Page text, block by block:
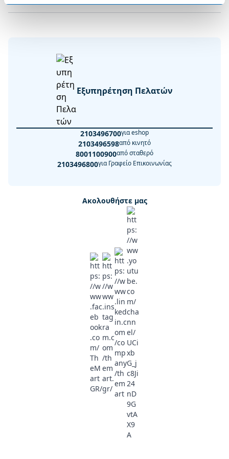
Εξυπηρέτηση Πελατών
2103496700για eshop
2103496598από κινητό
8001100900από σταθερό
2103496800για Γραφείο Επικοινωνίας
Ακολουθήστε μας